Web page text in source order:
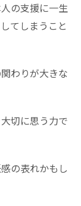
の支援に一生
てしまうこと
わりが大きな
切に思う力で
の表れかもし